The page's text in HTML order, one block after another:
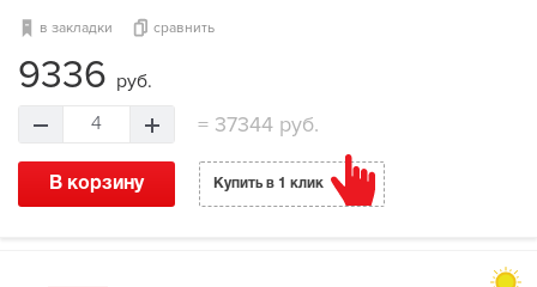
в закладки сравнить
9336 руб.
4 = 37344 руб.
В корзину Купить в 1 клик